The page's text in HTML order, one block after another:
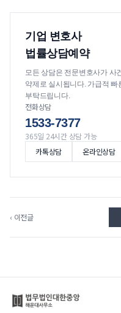
기업 변호사
법률상담예약
모든 상담은 전문변호사가 사
약제로 실시됩니다. 가급적
부탁드립니다.
전화상담
1533-7377
365일 24시간 상담 가능
카톡상담
온라인상담
‹ 이전글